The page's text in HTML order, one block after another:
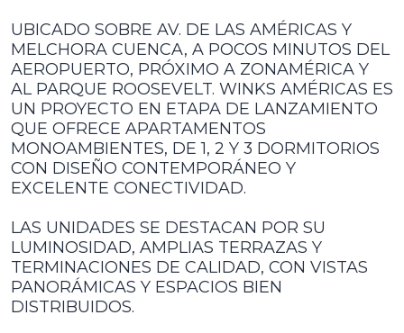
UBICADO SOBRE AV. DE LAS AMÉRICAS Y
MELCHORA CUENCA, A POCOS MINUTOS DEL
AEROPUERTO, PRÓXIMO A ZONAMÉRICA Y
AL PARQUE ROOSEVELT. WINKS AMÉRICAS ES
UN PROYECTO EN ETAPA DE LANZAMIENTO
QUE OFRECE APARTAMENTOS
MONOAMBIENTES, DE 1, 2 Y 3 DORMITORIOS
CON DISEÑO CONTEMPORÁNEO Y
EXCELENTE CONECTIVIDAD.
LAS UNIDADES SE DESTACAN POR SU
LUMINOSIDAD, AMPLIAS TERRAZAS Y
TERMINACIONES DE CALIDAD, CON VISTAS
PANORÁMICAS Y ESPACIOS BIEN
DISTRIBUIDOS.